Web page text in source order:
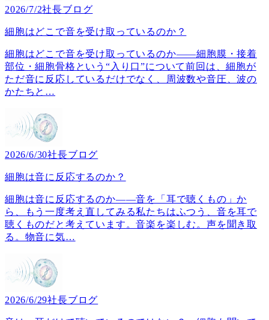
2026/7/2社長ブログ
細胞はどこで音を受け取っているのか？
細胞はどこで音を受け取っているのか――細胞膜・接着
部位・細胞骨格という“入り口”について前回は、細胞が
ただ音に反応しているだけでなく、周波数や音圧、波の
かたちと …
2026/6/30社長ブログ
細胞は音に反応するのか？
細胞は音に反応するのか――音を「耳で聴くもの」か
ら、もう一度考え直してみる私たちはふつう、音を耳で
聴くものだと考えています。音楽を楽しむ。声を聞き取
る。物音に気…
2026/6/29社長ブログ